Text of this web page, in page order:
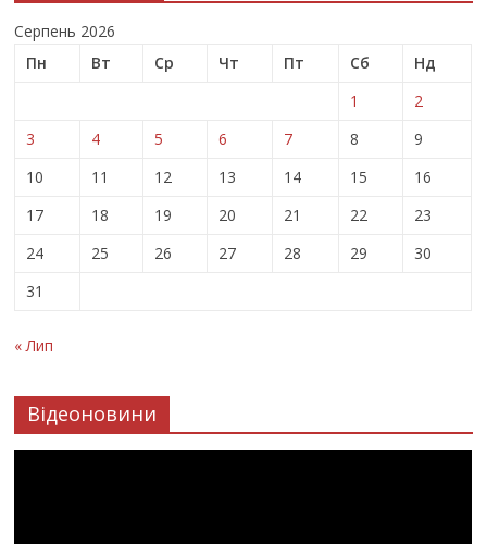
Серпень 2026
Пн
Вт Ср Чт Пт Сб
Нд
1
2
3
4 5 6 7 8
9
10
11 12 13 14 15
16
17
18 19 20 21 22
23
24
25 26 27 28 29
30
31
« Лип
Відеоновини